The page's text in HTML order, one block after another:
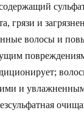
грязи и
волосы и
и